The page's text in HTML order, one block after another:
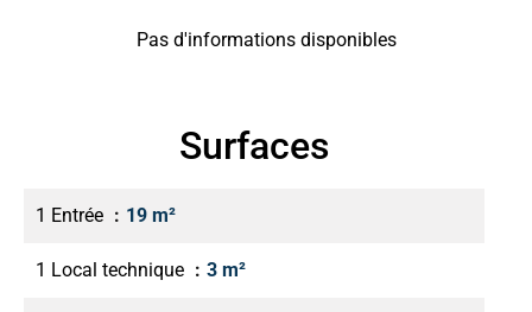
Pas d'informations disponibles
Surfaces
1 Entrée 19 m²
1 Local technique 3 m²